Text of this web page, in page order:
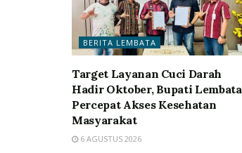
BERITA LEMBATA
Target Layanan Cuci Darah
Hadir Oktober, Bupati Lembata
Percepat Akses Kesehatan
Masyarakat
6 AGUSTUS 2026